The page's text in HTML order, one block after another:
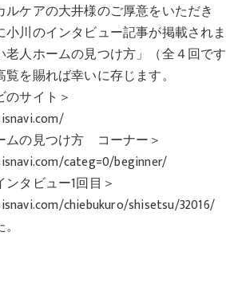
ルケアの大井様のご厚意をいただき
川のインタビュー記事が掲載されま
人ホームの見つけ方」（全４回です
を賜れば幸いに存じます。
のサイト＞
ムの見つけ方 コーナー＞
categ=0/beginner/
ンタビュー1回目＞
chiebukuro/shisetsu/32016/